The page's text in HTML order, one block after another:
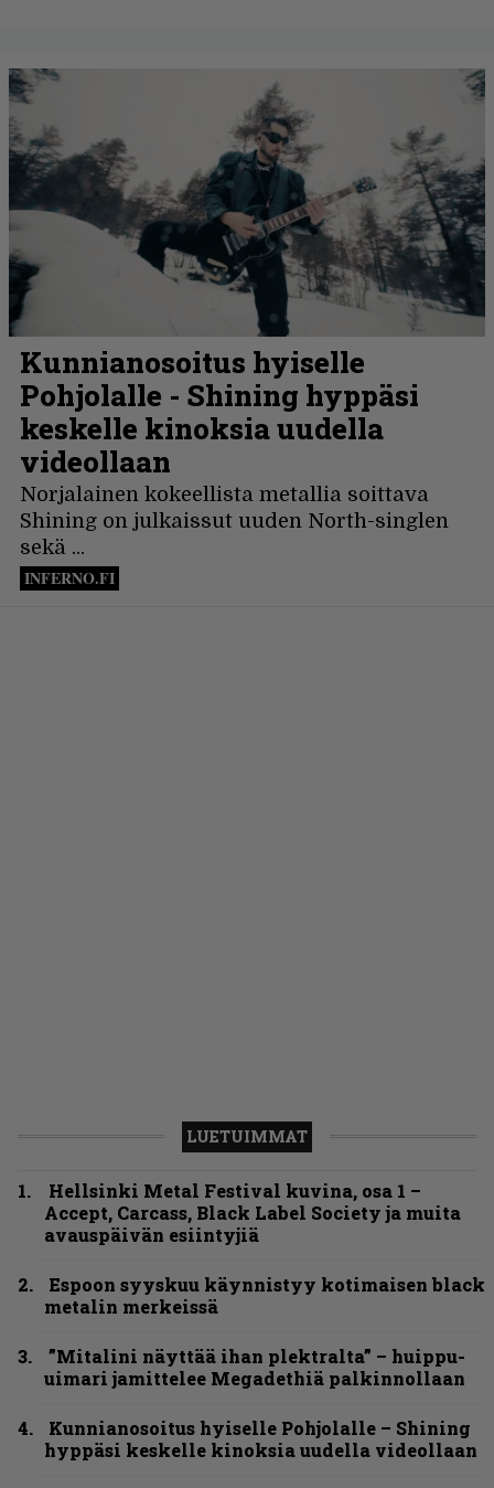
LUETUIMMAT
Hellsinki Metal Festival kuvina, osa 1 –
Accept, Carcass, Black Label Society ja muita
avauspäivän esiintyjiä
Espoon syyskuu käynnistyy kotimaisen black
metalin merkeissä
”Mitalini näyttää ihan plektralta” – huippu-
uimari jamittelee Megadethiä palkinnollaan
Kunnianosoitus hyiselle Pohjolalle – Shining
hyppäsi keskelle kinoksia uudella videollaan